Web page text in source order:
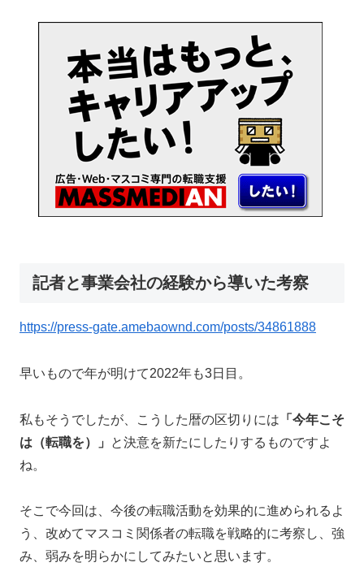
記者と事業会社の経験から導いた考察
https://press-gate.amebaownd.com/posts/34861888
早いもので年が明けて2022年も3日目。
私もそうでしたが、こうした暦の区切りには 「今年こそ
は（転職を）」
と決意を新たにしたりするものですよ
ね。
そこで今回は、今後の転職活動を効果的に進められるよ
う、改めてマスコミ関係者の転職を戦略的に考察し、強
み、弱みを明らかにしてみたいと思います。